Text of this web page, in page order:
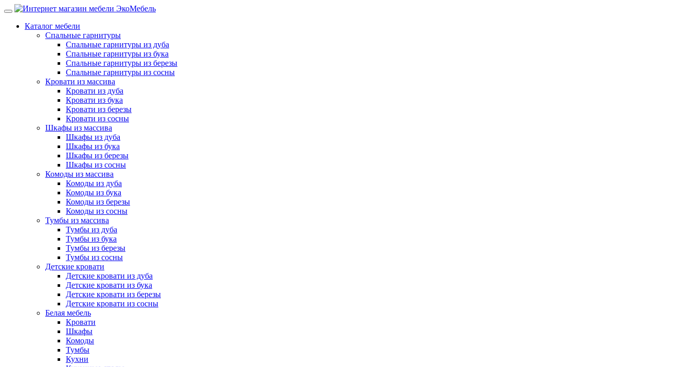
Каталог мебели
Спальные гарнитуры
Спальные гарнитуры из дуба
Спальные гарнитуры из бука
Спальные гарнитуры из березы
Спальные гарнитуры из сосны
Кровати из массива
Кровати из дуба
Кровати из бука
Кровати из березы
Кровати из сосны
Шкафы из массива
Шкафы из дуба
Шкафы из бука
Шкафы из березы
Шкафы из сосны
Комоды из массива
Комоды из дуба
Комоды из бука
Комоды из березы
Комоды из сосны
Тумбы из массива
Тумбы из дуба
Тумбы из бука
Тумбы из березы
Тумбы из сосны
Детские кровати
Детские кровати из дуба
Детские кровати из бука
Детские кровати из березы
Детские кровати из сосны
Белая мебель
Кровати
Шкафы
Комоды
Тумбы
Кухни